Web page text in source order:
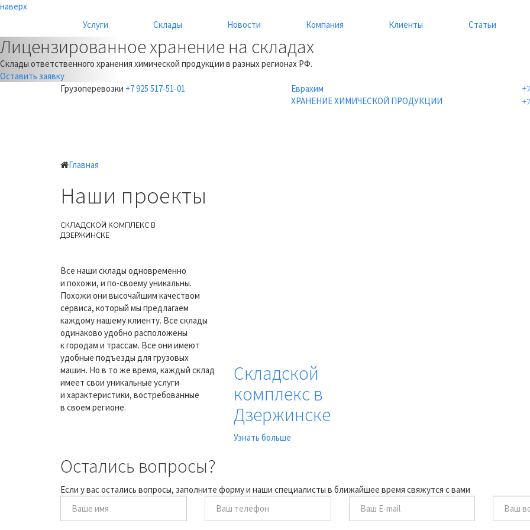
наверх
Услуги
Cклады Новости Компания Клиенты Статьи
Previous
Лицензированное хранение на складах
Склады ответственного хранения химической продукции в разных регионах РФ.
Оставить заявку
Грузоперевозки +7 925 517-51-01
Еврахим
ХРАНЕНИЕ ХИМИЧЕСКОЙ ПРОДУКЦИИ
Главная
Наши проекты
СКЛАДСКОЙ КОМПЛЕКС В
ДЗЕРЖИНСКЕ
Все наши склады одновременно
и похожи, и по-своему уникальны.
Похожи они высочайшим качеством
сервиса, который мы предлагаем
каждому нашему клиенту. Все склады
одинаково удобно расположены
к городам и трассам. Все они имеют
удобные подъезды для грузовых
машин. Но в то же время, каждый склад
имеет свои уникальные услуги
и характеристики, востребованные
в своем регионе.
Складской
комплекс в
Дзержинске
Узнать больше
Остались вопросы?
Если у вас остались вопросы, заполните форму и наши специалисты в ближайшее время свяжутся с вами